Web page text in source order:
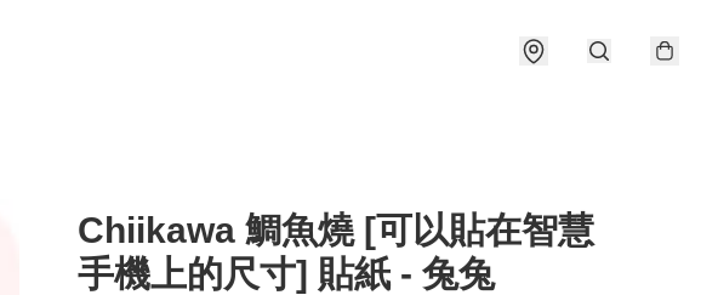
Chiikawa 鯛魚燒 [可以貼在智慧
手機上的尺寸] 貼紙 - 兔兔